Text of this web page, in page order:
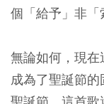
個「給予」非「
無論如何，現
成為了聖誕節